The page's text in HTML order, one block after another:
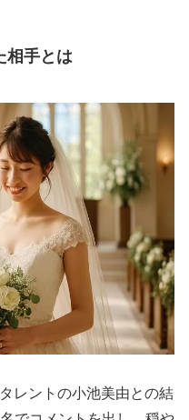
相手とは
レントの小池美由との結